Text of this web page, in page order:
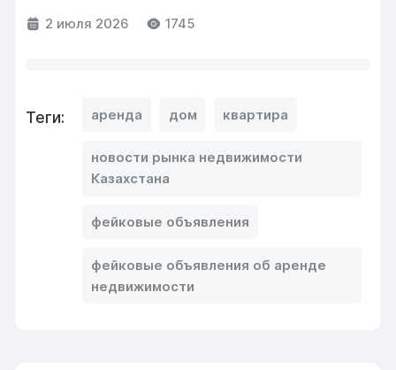
2 июля 2026 1745
Теги: аренда дом квартира
новости рынка недвижимости
Казахстана
фейковые объявления
фейковые объявления об аренде
недвижимости